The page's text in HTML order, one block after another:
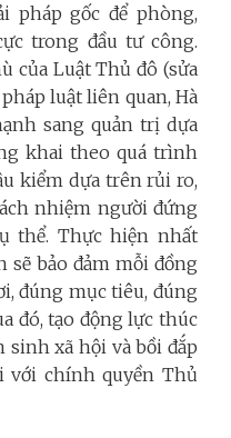
pháp gốc để phòng,
trong đầu tư công.
của Luật Thủ đô (sửa
luật liên quan, Hà
sang quản trị dựa
khai theo quá trình
kiểm dựa trên rủi ro,
nhiệm người đứng
thể. Thực hiện nhất
sẽ bảo đảm mỗi đồng
đúng mục tiêu, đúng
đó, tạo động lực thúc
sinh xã hội và bồi đắp
với chính quyền Thủ